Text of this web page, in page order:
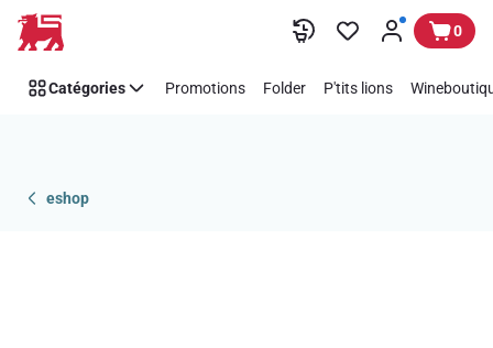
Passer 0
Catégories Promotions Folder P'tits lions
eshop